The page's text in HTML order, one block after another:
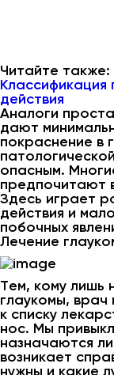
Читайте также:
Классификация
действия
Аналоги
дают
покраснение в
опасным.
предпочитают
Здесь играет
действия и
побочных
Лечение
Тем, кому лишь
глаукомы,
к списку
нос. Мы
назначаются
возникает
нужны и какие